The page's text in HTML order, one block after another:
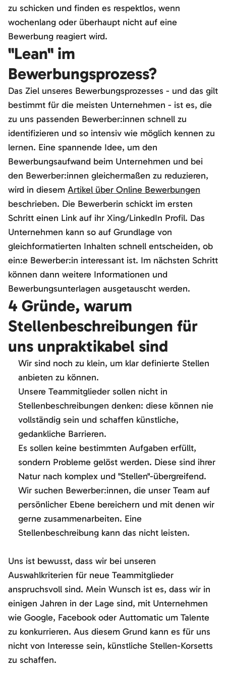
zu schicken und finden es respektlos, wenn
wochenlang oder überhaupt nicht auf eine
Bewerbung reagiert wird.
"Lean" im
Bewerbungsprozess?
Das Ziel unseres Bewerbungsprozesses - und das gilt
bestimmt für die meisten Unternehmen - ist es, die
zu uns passenden Bewerber:innen schnell zu
identifizieren und so intensiv wie möglich kennen zu
lernen. Eine spannende Idee, um den
Bewerbungsaufwand beim Unternehmen und bei
den Bewerber:innen gleichermaßen zu reduzieren,
wird in diesem Artikel über Online Bewerbungen
beschrieben. Die Bewerberin schickt im ersten
Schritt einen Link auf ihr Xing/LinkedIn Profil. Das
Unternehmen kann so auf Grundlage von
gleichformatierten Inhalten schnell entscheiden, ob
ein:e Bewerber:in interessant ist. Im nächsten Schritt
können dann weitere Informationen und
Bewerbungsunterlagen ausgetauscht werden.
4 Gründe, warum
Stellenbeschreibungen für
uns unpraktikabel sind
Wir sind noch zu klein, um klar definierte Stellen
anbieten zu können.
Unsere Teammitglieder sollen nicht in
Stellenbeschreibungen denken: diese können nie
vollständig sein und schaffen künstliche,
gedankliche Barrieren.
Es sollen keine bestimmten Aufgaben erfüllt,
sondern Probleme gelöst werden. Diese sind ihrer
Natur nach komplex und "Stellen"-übergreifend.
Wir suchen Bewerber:innen, die unser Team auf
persönlicher Ebene bereichern und mit denen wir
gerne zusammenarbeiten. Eine
Stellenbeschreibung kann das nicht leisten.
Uns ist bewusst, dass wir bei unseren
Auswahlkriterien für neue Teammitglieder
anspruchsvoll sind. Mein Wunsch ist es, dass wir in
einigen Jahren in der Lage sind, mit Unternehmen
wie Google, Facebook oder Auttomatic um Talente
zu konkurrieren. Aus diesem Grund kann es für uns
nicht von Interesse sein, künstliche Stellen-Korsetts
zu schaffen.